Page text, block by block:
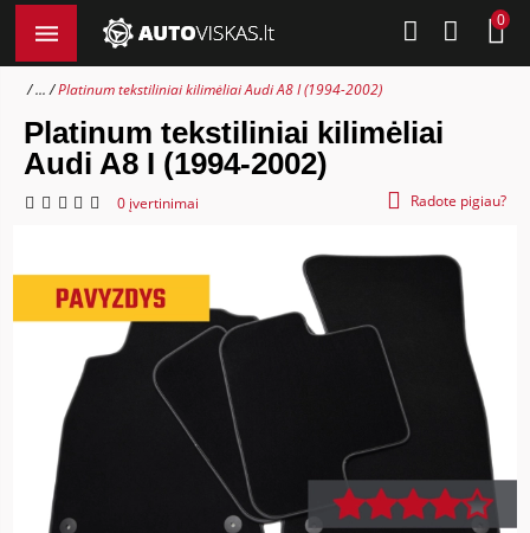
0
... Platinum tekstiliniai kilimėliai Audi A8 I (1994-2002)
Platinum tekstiliniai kilimėliai
Audi A8 I (1994-2002)
0 įvertinimai Radote pigiau?